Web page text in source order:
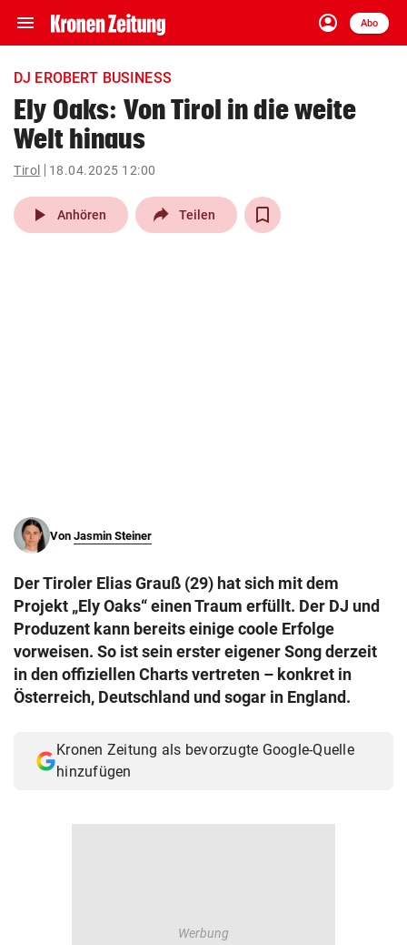
menu Navigation
ein-/ausklappen
account_circle
Anmelden
Abo
close Schließen
account_circle Anmelden
pin_drop
Wien arrow_right
DJ EROBERT BUSINESS
Ely Oaks: Von Tirol in die weite
Welt hinaus
Tirol 18.04.2025 12:00
play_arrow Anhören Teilen
Von Jasmin Steiner
Der Tiroler Elias Grauß (29) hat sich mit dem
Projekt „Ely Oaks“ einen Traum erfüllt. Der DJ und
Produzent kann bereits einige coole Erfolge
vorweisen. So ist sein erster eigener Song derzeit
in den offiziellen Charts vertreten – konkret in
Österreich, Deutschland und sogar in England.
Kronen Zeitung als bevorzugte Google-Quelle
hinzufügen